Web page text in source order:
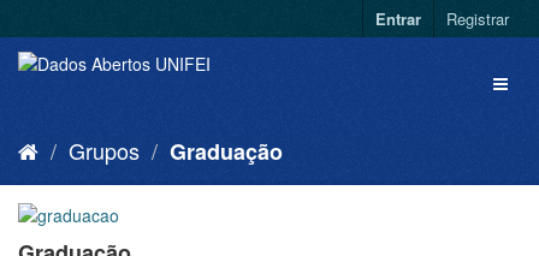
Entrar Registrar
Grupos Graduação